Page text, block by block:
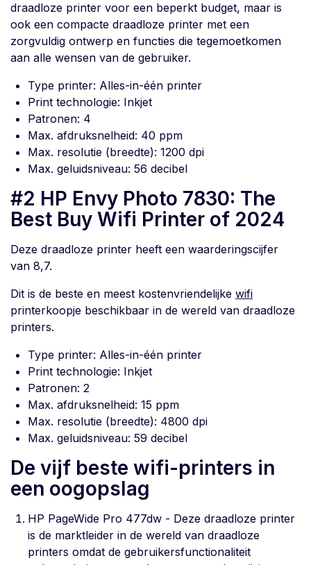
draadloze printer voor een beperkt budget, maar is
ook een compacte draadloze printer met een
zorgvuldig ontwerp en functies die tegemoetkomen
aan alle wensen van de gebruiker.
Type printer: Alles-in-één printer
Print technologie: Inkjet
Patronen: 4
Max. afdruksnelheid: 40 ppm
Max. resolutie (breedte): 1200 dpi
Max. geluidsniveau: 56 decibel
#2 HP Envy Photo 7830: The
Best Buy Wifi Printer of 2024
Deze draadloze printer heeft een waarderingscijfer
van 8,7.
Dit is de beste en meest kostenvriendelijke wifi
printerkoopje beschikbaar in de wereld van draadloze
printers.
Type printer: Alles-in-één printer
Print technologie: Inkjet
Patronen: 2
Max. afdruksnelheid: 15 ppm
Max. resolutie (breedte): 4800 dpi
Max. geluidsniveau: 59 decibel
De vijf beste wifi-printers in
een oogopslag
HP PageWide Pro 477dw - Deze draadloze printer
is de marktleider in de wereld van draadloze
printers omdat de gebruikersfunctionaliteit